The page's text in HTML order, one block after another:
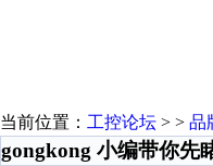
当前位置： 工控论坛 > > 品
gongkong 小编带你先